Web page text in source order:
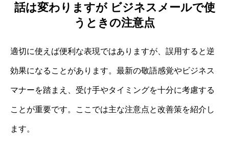
話は変わりますが ビジネスメールで使
うときの注意点
適切に使えば便利な表現ではありますが、誤用すると逆
効果になることがあります。最新の敬語感覚やビジネス
マナーを踏まえ、受け手やタイミングを十分に考慮する
ことが重要です。ここでは主な注意点と改善策を紹介し
ます。